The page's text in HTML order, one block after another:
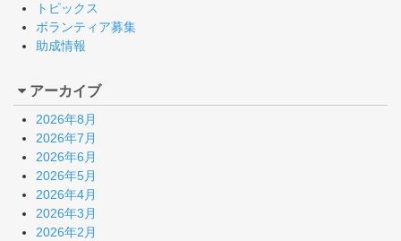
トピックス
ボランティア募集
助成情報
アーカイブ
2026年8月
2026年7月
2026年6月
2026年5月
2026年4月
2026年3月
2026年2月